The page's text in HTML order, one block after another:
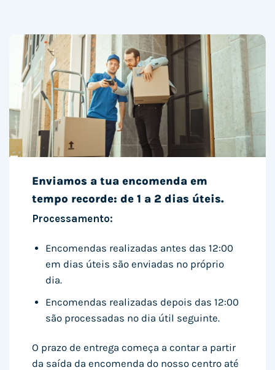
Enviamos a tua encomenda em
tempo recorde: de 1 a 2 dias úteis.
Processamento:
Encomendas realizadas antes das 12:00
em dias úteis são enviadas no próprio
dia.
Encomendas realizadas depois das 12:00
são processadas no dia útil seguinte.
O prazo de entrega começa a contar a partir
da saída da encomenda do nosso centro até